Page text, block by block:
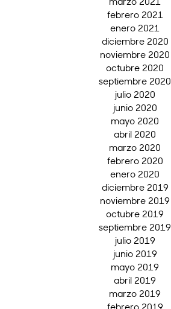
febrero 2021
enero 2021
diciembre 2020
noviembre 2020
octubre 2020
septiembre 2020
julio 2020
junio 2020
mayo 2020
abril 2020
marzo 2020
febrero 2020
enero 2020
diciembre 2019
noviembre 2019
octubre 2019
septiembre 2019
julio 2019
junio 2019
mayo 2019
abril 2019
marzo 2019